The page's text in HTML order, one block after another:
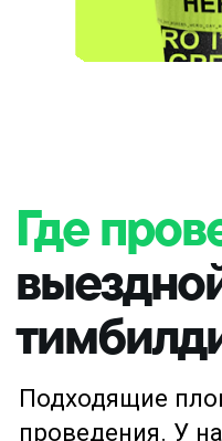
ИП Варламова Мария
ИНН 772865086700